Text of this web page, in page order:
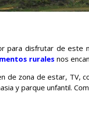
para disfrutar de este
rurales nos
de zona de estar, TV,
y parque unfantil.